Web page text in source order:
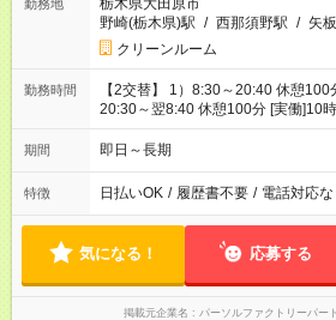
勤務地
栃木県大田原市
野崎(栃木県)駅 / 西那須野駅 / 矢
クリーンルーム
勤務時間
【2交替】 1）8:30～20:40 休憩100
20:30～翌8:40 休憩100分 [実働]10
期間 即日～長期
特徴 日払いOK / 履歴書不要 / 電話対応な
気になる！ 応募する
掲載元企業名 パーソルファクトリーパー